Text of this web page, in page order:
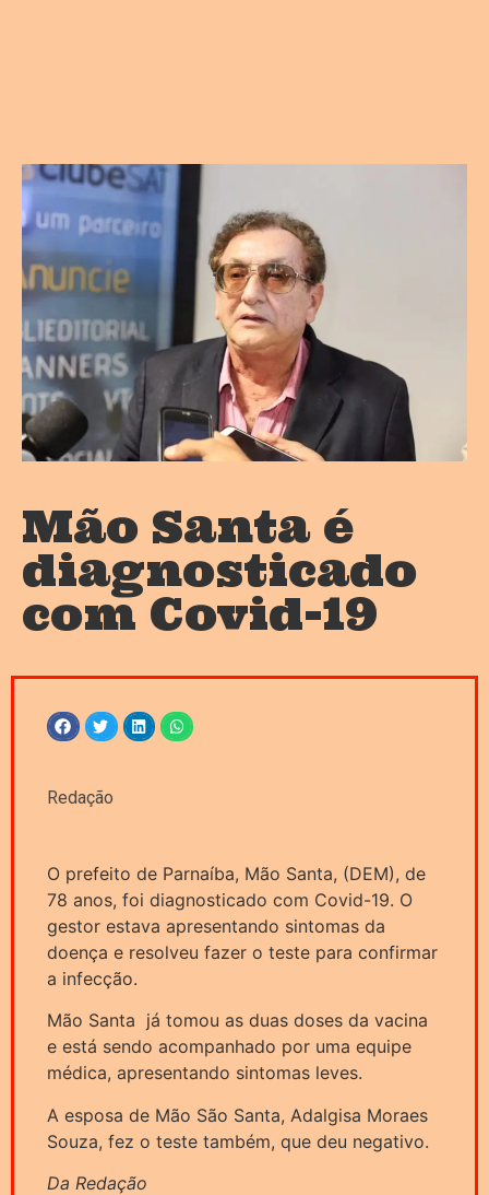
Mão Santa é
diagnosticado
com Covid-19
Redação
O prefeito de Parnaíba, Mão Santa, (DEM), de
78 anos, foi diagnosticado com Covid-19. O
gestor estava apresentando sintomas da
doença e resolveu fazer o teste para confirmar
a infecção.
Mão Santa já tomou as duas doses da vacina
e está sendo acompanhado por uma equipe
médica, apresentando sintomas leves.
A esposa de Mão São Santa, Adalgisa Moraes
Souza, fez o teste também, que deu negativo.
Da Redação